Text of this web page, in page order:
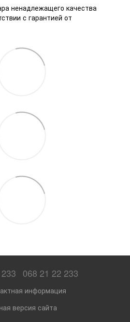
ненадлежащего качества
с гарантией от
068 21 22 233
информация
версия сайта